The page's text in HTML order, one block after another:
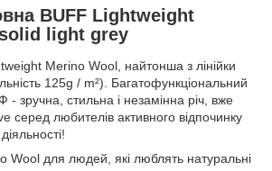
BUFF Lightweight
light grey
Merino Wool, найтонша з лінійки
125g / m²). Багатофункціональний
- зручна, стильна і незамінна річ, вже
серед любителів активного відпочинку
Wool для людей, які люблять натуральні